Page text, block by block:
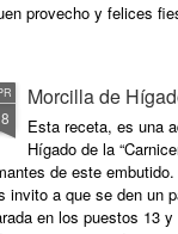
provecho y felices
de cochinillo con
Morcilla de
Esta receta, es una
Hígado de la
de este
invito a que se den un
en los puestos 13